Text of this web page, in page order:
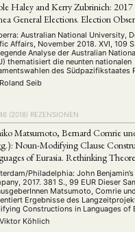
Haley and Kerry Zubrinich: 2017
General Elections. Election
Australian National University,
Affairs, November 2018. XVI, 109
Analyse der Australian
thematisiert die neunten nationalen
des Südpazifikstaates
(PNG) seit der Unabhängigkeit
von Australien. Die Studie, deren
Roland Seib
(2018) REZENSIONEN
Matsumoto, Bernard Comrie
Noun-Modifying Clause
of Eurasia. Rethinking
Boundaries
Philadelphia: John
2017. 381 S., 99 EUR Dieser
Matsumoto, Comrie
Ergebnisse des
Constructions in Languages of
Theoretical and Geographical
2008 als Pilotprojekt begann.
Viktor Köhlich